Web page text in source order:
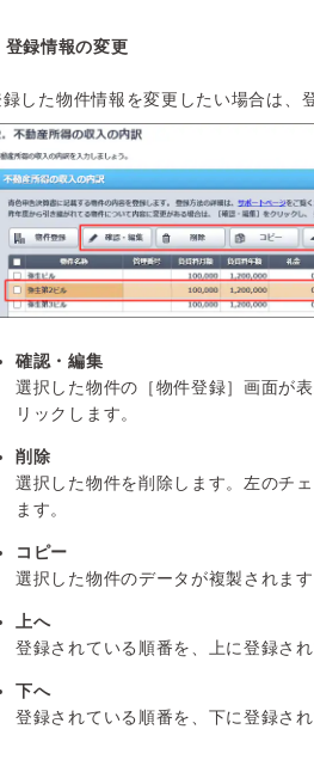
登録情報の変更
録した物件情報を変更したい場合は、
確認・編集
選択した物件の［物件登録］画面が
リックします。
削除
選択した物件を削除します。左のチ
ます。
コピー
選択した物件のデータが複製されます
上へ
登録されている順番を、上に登録さ
下へ
登録されている順番を、下に登録さ